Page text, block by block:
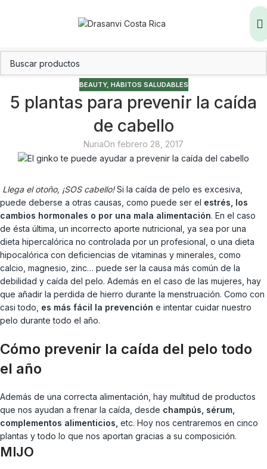
BEAUTY, HÁBITOS SALUDABLES
5 plantas para prevenir la caída
de cabello
NuriaOn febrero 28, 2017
Llega el otoño, ¡SOS cabello!Si la caída de pelo es excesiva,
puede deberse a otras causas, como puede ser el estrés, los
cambios hormonales o por una mala alimentación. En el caso
de ésta última, un incorrecto aporte nutricional, ya sea por una
dieta hipercalórica no controlada por un profesional, o una dieta
hipocalórica con deficiencias de vitaminas y minerales, como
calcio, magnesio, zinc… puede ser la causa más común de la
debilidad y caída del pelo. Además en el caso de las mujeres, hay
que añadir la perdida de hierro durante la menstruación. Como con
casi todo, es más fácil la prevención e intentar cuidar nuestro
pelo durante todo el año.
Cómo prevenir la caída del pelo todo
el año
Además de una correcta alimentación, hay multitud de productos
que nos ayudan a frenar la caída, desde champús, sérum,
complementos alimenticios, etc. Hoy nos centraremos en cinco
plantas y todo lo que nos aportan gracias a su composición.
MIJO